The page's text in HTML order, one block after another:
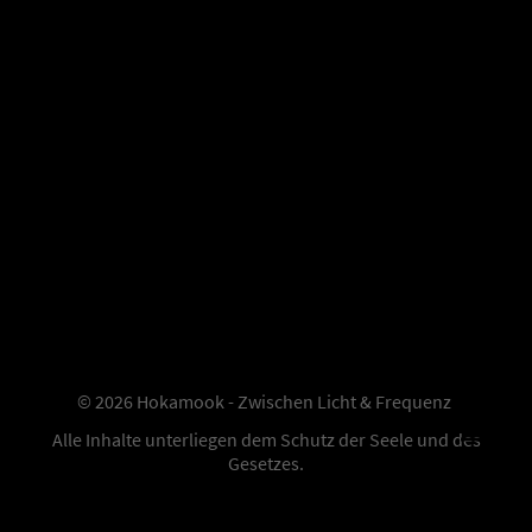
© 2026 Hokamook - Zwischen Licht & Frequenz
Alle Inhalte unterliegen dem Schutz der Seele und des
Gesetzes.